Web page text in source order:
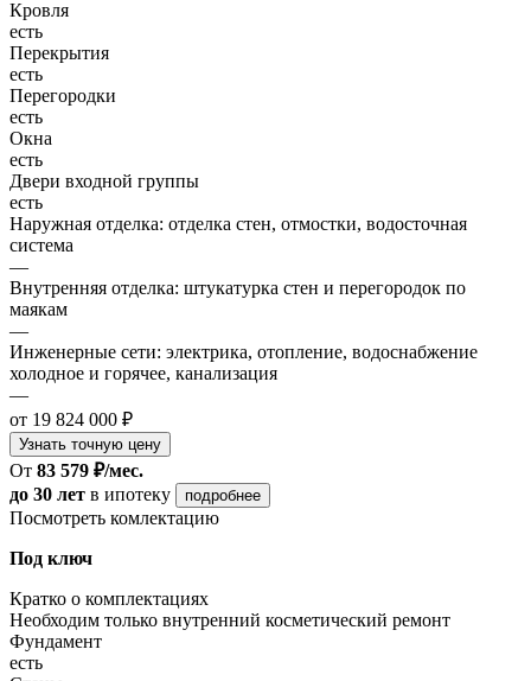
Кровля
есть
Перекрытия
есть
Перегородки
есть
Окна
есть
Двери входной группы
есть
Наружная отделка: отделка стен, отмостки, водосточная
система
—
Внутренняя отделка: штукатурка стен и перегородок по
маякам
—
Инженерные сети: электрика, отопление, водоснабжение
холодное и горячее, канализация
—
от 19 824 000 ₽
Узнать точную цену
От 83 579 ₽/мес.
до 30 лет в ипотеку подробнее
Посмотреть комлектацию
Под ключ
Кратко о комплектациях
Необходим только внутренний косметический ремонт
Фундамент
есть